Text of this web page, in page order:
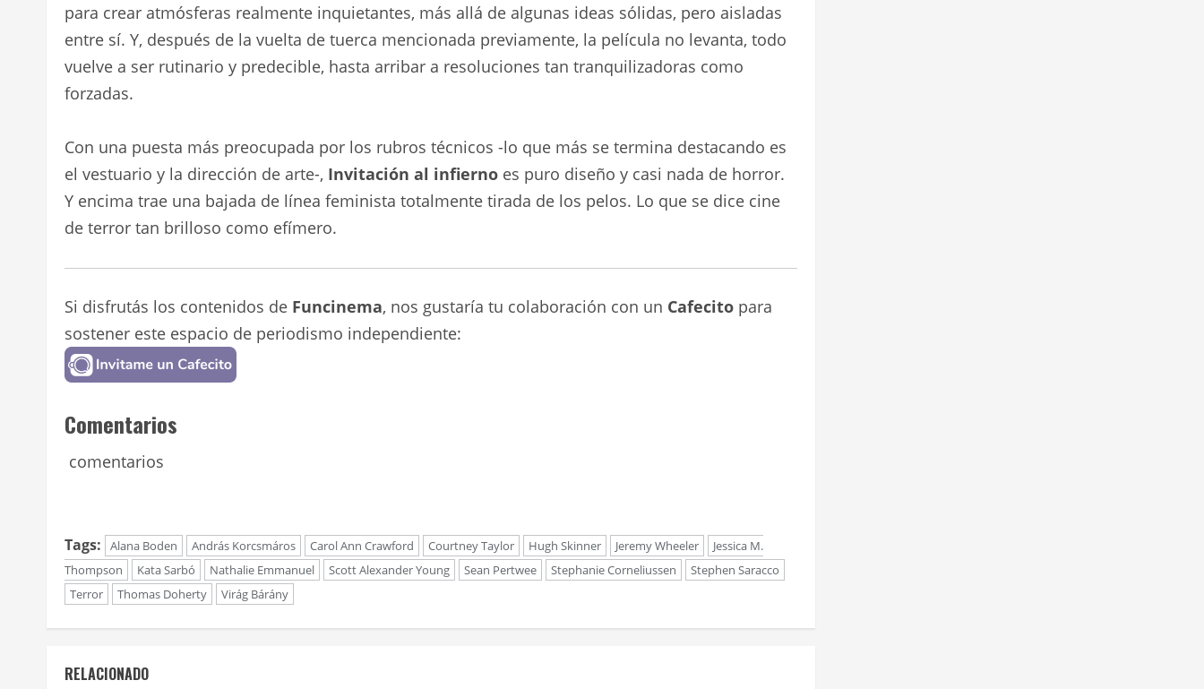
para crear atmósferas realmente inquietantes, más allá de algunas ideas sólidas, pero aisladas
entre sí. Y, después de la vuelta de tuerca mencionada previamente, la película no levanta, todo
vuelve a ser rutinario y predecible, hasta arribar a resoluciones tan tranquilizadoras como
forzadas.
Con una puesta más preocupada por los rubros técnicos -lo que más se termina destacando es
el vestuario y la dirección de arte-, Invitación al infierno es puro diseño y casi nada de horror.
Y encima trae una bajada de línea feminista totalmente tirada de los pelos. Lo que se dice cine
de terror tan brilloso como efímero.
Si disfrutás los contenidos de Funcinema, nos gustaría tu colaboración con un Cafecito para
sostener este espacio de periodismo independiente:
Comentarios
comentarios
Tags: Alana Boden András Korcsmáros Carol Ann Crawford Courtney Taylor Hugh Skinner Jeremy Wheeler
Jessica M.
Thompson
Kata Sarbó Nathalie Emmanuel Scott Alexander Young Sean Pertwee Stephanie Corneliussen
Stephen Saracco
Terror
Thomas Doherty Virág Bárány
RELACIONADO